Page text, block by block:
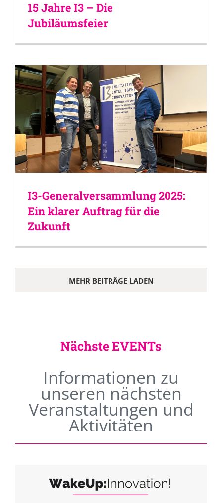
15 Jahre I3 – Die
Jubiläumsfeier
I3-Generalversammlung 2025:
Ein klarer Auftrag für die
Zukunft
MEHR BEITRÄGE LADEN
Nächste EVENTs
Informationen zu
unseren nächsten
Veranstaltungen und
Aktivitäten